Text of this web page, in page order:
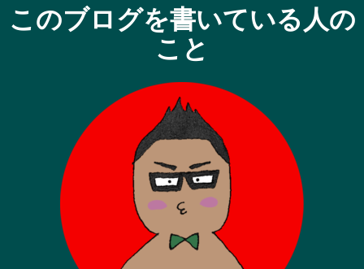
このブログを書いている人の
こと